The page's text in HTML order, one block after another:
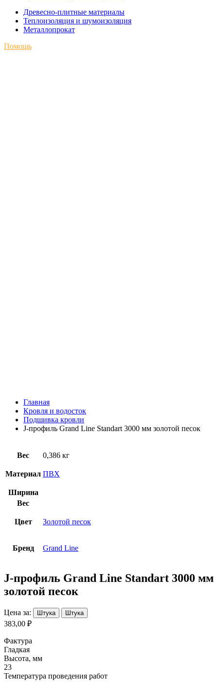
Древесно-плитные материалы
Теплоизоляция и шумоизоляция
Металлопрокат
Помощь
Главная
Кровля и водосток
Подшивка кровли
J-профиль Grand Line Standart 3000 мм золотой песок
Вес 0,386 кг
Материал ПВХ
Ширина
Вес
Цвет Золотой песок
Бренд Grand Line
J-профиль Grand Line Standart 3000 мм
золотой песок
Цена за: Штука Штука
383,00 ₽
Фактура
Гладкая
Высота, мм
23
Температура проведения работ